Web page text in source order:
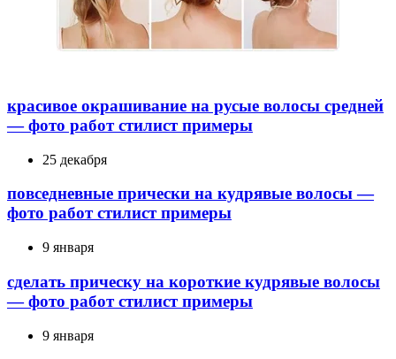
красивое окрашивание на русые волосы средней
— фото работ стилист примеры
25 декабря
повседневные прически на кудрявые волосы —
фото работ стилист примеры
9 января
сделать прическу на короткие кудрявые волосы
— фото работ стилист примеры
9 января